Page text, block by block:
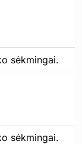
sėkmingai.
sėkmingai.